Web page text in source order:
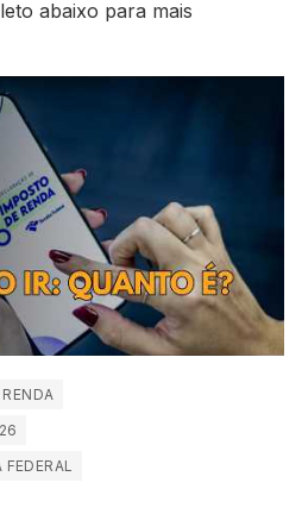
abaixo para mais
FEDERAL